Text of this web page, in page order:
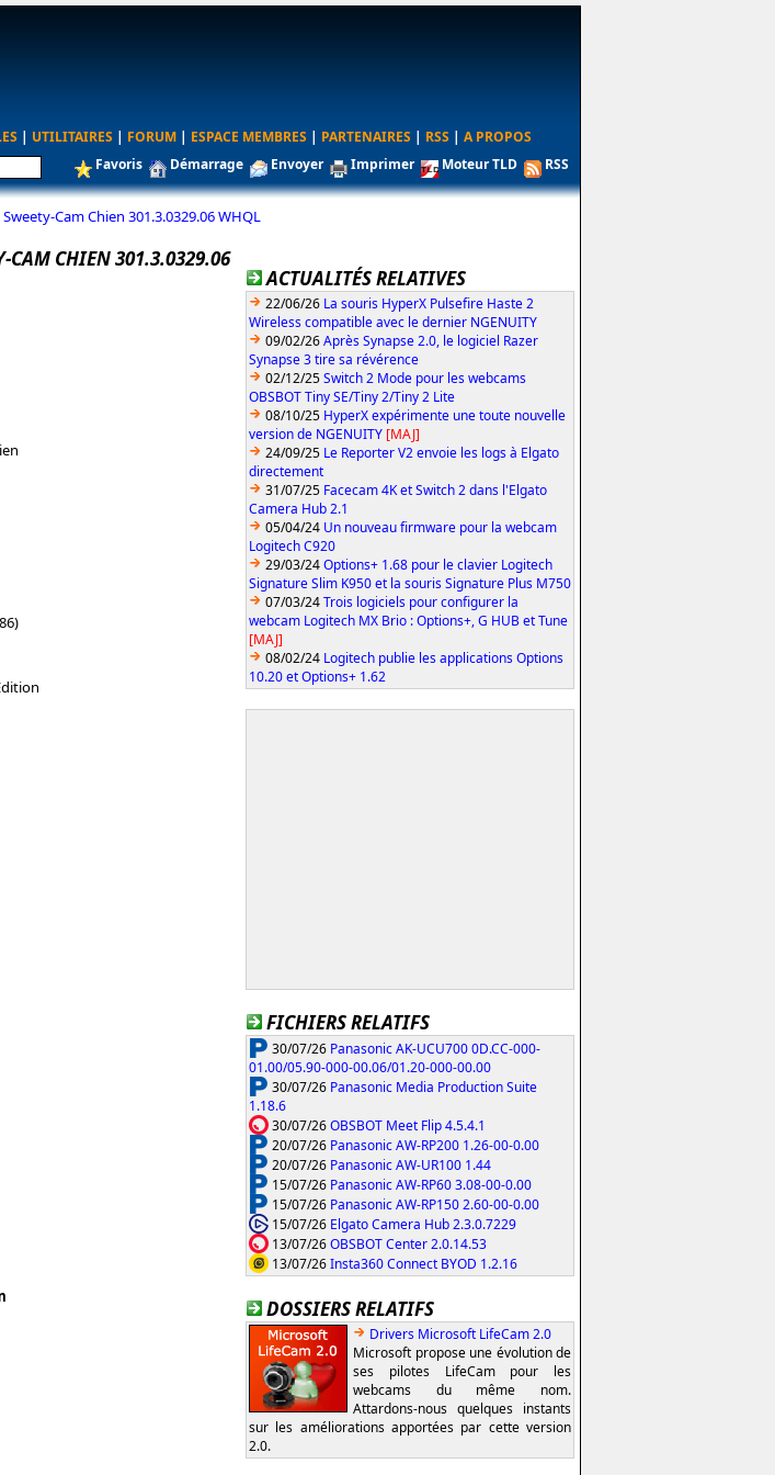
| UTILITAIRES | FORUM | ESPACE MEMBRES | PARTENAIRES | RSS | A PROPOS
Favoris Démarrage Envoyer Imprimer Moteur TLD RSS
Cam Chien 301.3.0329.06 WHQL
CAM CHIEN 301.3.0329.06
ACTUALITÉS RELATIVES
22/06/26 La souris HyperX Pulsefire Haste 2
Wireless compatible avec le dernier NGENUITY
09/02/26Après Synapse 2.0, le logiciel Razer
Synapse 3 tire sa révérence
02/12/25Switch 2 Mode pour les webcams
OBSBOT Tiny SE/Tiny 2/Tiny 2 Lite
08/10/25 HyperX expérimente une toute nouvelle
version de NGENUITY [MAJ]
24/09/25 Le Reporter V2 envoie les logs à Elgato
directement
31/07/25 Facecam 4K et Switch 2 dans l'Elgato
Camera Hub 2.1
05/04/24 Un nouveau firmware pour la webcam
Logitech C920
29/03/24Options+ 1.68 pour le clavier Logitech
Signature Slim K950 et la souris Signature Plus M750
07/03/24Trois logiciels pour configurer la
webcam Logitech MX Brio : Options+, G HUB et Tune
[MAJ]
08/02/24 Logitech publie les applications Options
10.20 et Options+ 1.62
FICHIERS RELATIFS
30/07/26 Panasonic AK-UCU700 0D.CC-000-
01.00/05.90-000-00.06/01.20-000-00.00
30/07/26 Panasonic Media Production Suite
1.18.6
30/07/26OBSBOT Meet Flip 4.5.4.1
20/07/26 Panasonic AW-RP200 1.26-00-0.00
20/07/26 Panasonic AW-UR100 1.44
15/07/26 Panasonic AW-RP60 3.08-00-0.00
15/07/26 Panasonic AW-RP150 2.60-00-0.00
15/07/26 Elgato Camera Hub 2.3.0.7229
13/07/26OBSBOT Center 2.0.14.53
13/07/26Insta360 Connect BYOD 1.2.16
DOSSIERS RELATIFS
Drivers Microsoft LifeCam 2.0
Microsoft propose une évolution de
ses pilotes LifeCam pour les
webcams du même nom.
Attardons-nous quelques instants
sur les améliorations apportées par cette version
2.0.